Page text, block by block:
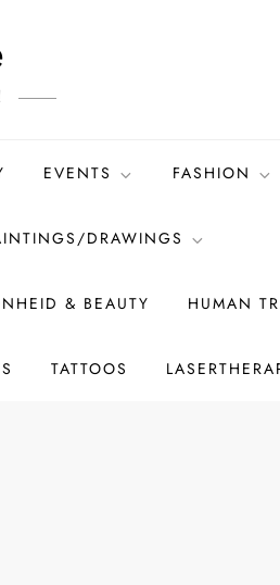
EVENTS FASHION
DRAWINGS
& BEAUTY HUMAN
TATTOOS